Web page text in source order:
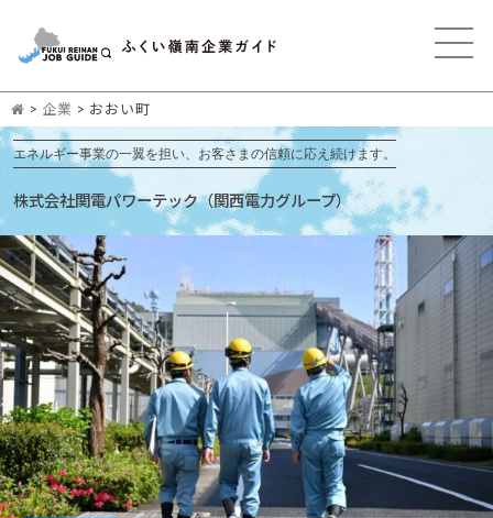
> 企業 > おおい町
エネルギー事業の一翼を担い、お客さまの信頼に応え続けます。
株式会社関電パワーテック（関西電力グループ）